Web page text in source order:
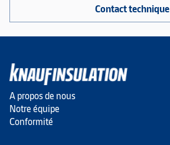
Contact technique
A propos de nous
Notre équipe
Conformité